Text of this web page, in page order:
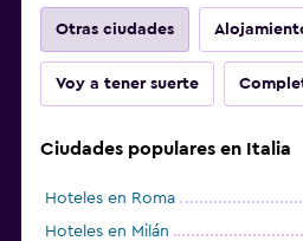
Otras ciudades
Voy a tener suerte
Ciudades populares en Italia
Hoteles en Roma
Hoteles en Milán